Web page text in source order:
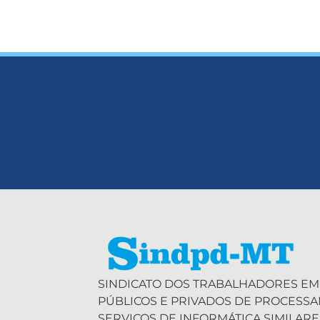
SINDICATO DOS TRABALHADORES
PÚBLICOS E PRIVADOS DE